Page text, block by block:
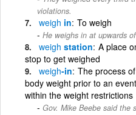
violations.
weigh in To weigh
He weighs in at upwards
weigh station A place
stop to get weighed
weigh-in The process
body weight prior to an
within the weight restrictions
Gov. Mike Beebe said the